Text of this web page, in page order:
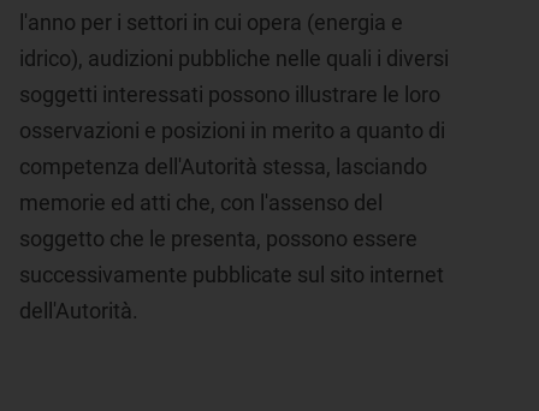
l'anno per i settori in cui opera (energia e
idrico), audizioni pubbliche nelle quali i diversi
soggetti interessati possono illustrare le loro
osservazioni e posizioni in merito a quanto di
competenza dell'Autorità stessa, lasciando
memorie ed atti che, con l'assenso del
soggetto che le presenta, possono essere
successivamente pubblicate sul sito internet
dell'Autorità.